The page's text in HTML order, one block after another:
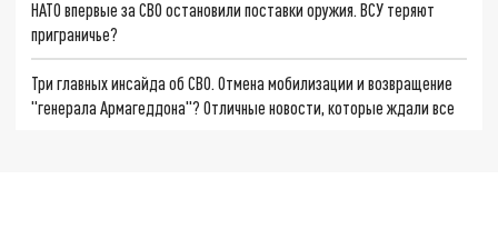
НАТО впервые за СВО остановили поставки оружия. ВСУ теряют
приграничье?
Три главных инсайда об СВО. Отмена мобилизации и возвращение
"генерала Армагеддона"? Отличные новости, которые ждали все